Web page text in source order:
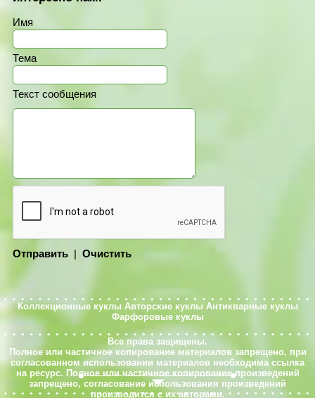
Имя
Тема
Текст сообщения
Отправить Очистить
Коллекционные куклы Авторские куклы Антикварные куклы
Фарфоровые куклы
Все права защищены.
Полное или частичное копирование материалов запрещено, при
согласованном использовании материалов необходима ссылка
на ресурс. Полное или частичное копирование произведений
запрещено, согласование использования произведений
производится с их авторами.